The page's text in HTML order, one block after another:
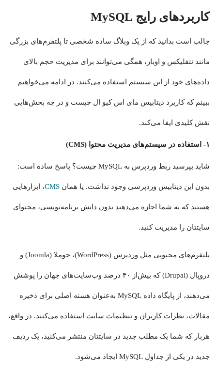
کاربردهای رایج MySQL
جالب است بدانید که از یک وبلاگ ساده شخصی تا پلتفرم‌های بزرگی
مانند نتفلیکس و اوبار، همگی می‌توانند برای مدیریت حجم بالای
داده‌های خود از این سیستم استفاده می‌کنند. در ادامه می‌خواهیم
ببینم که کاربرد دیتابیس مای اس کیو ال چیست و در چه بخش‌هایی
نقش کلیدی ایفا می‌کند.
۱- استفاده در سیستم‌های مدیریت محتوا (CMS)
شاید بپرسید ربط وردپرس به MySQL چیست؟ پاسخ ساده است:
بدون این دیتابیس وردپرسی وجود نداشت. یا همان CMS، ابزارهایی
هستند که به شما اجازه می‌دهند بدون دانش برنامه‌نویسی، محتوای
سایتتان را مدیریت کنید.
پلتفرم‌های محبوبی مثل وردپرس (WordPress)، جوملا (Joomla) و
دروپال (Drupal) که بیش‌از ۴۰ درصد وب‌سایت‌های جهان را پوشش
می‌دهند، از پایگاه داده MySQL به‌عنوان هسته اصلی برای ذخیره
مقالات، نظرات کاربران و تنظیمات سایت استفاده می‌کنند. در واقع،
هربار که شما یک مطلب جدید در سایتتان منتشر می‌کنید، یک ردیف
جدید در یکی از جداول MySQL ایجاد می‌شود.